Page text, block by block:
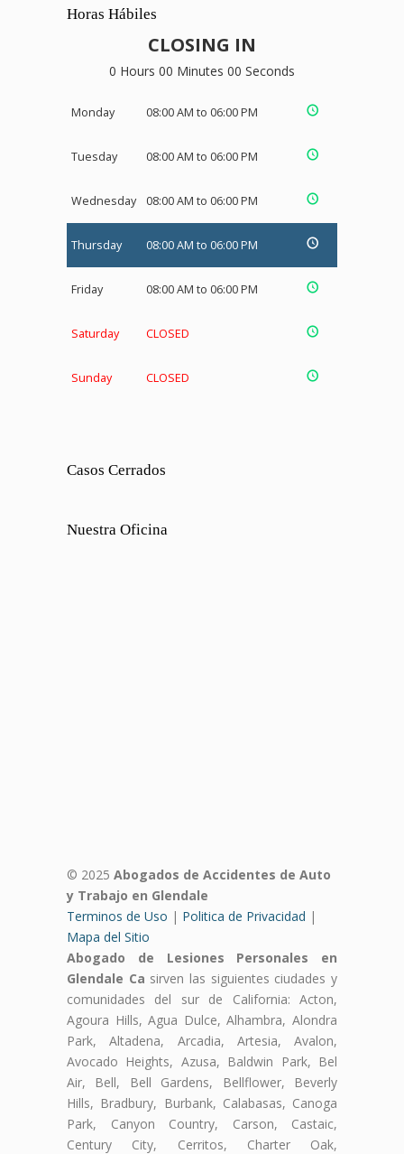
Horas Hábiles
CLOSING IN
0 Hours 00 Minutes 00 Seconds
Monday 08:00 AM to 06:00 PM
Tuesday 08:00 AM to 06:00 PM
Wednesday 08:00 AM to 06:00 PM
Thursday 08:00 AM to 06:00 PM
Friday 08:00 AM to 06:00 PM
Saturday CLOSED
Sunday CLOSED
Casos Cerrados
Nuestra Oficina
© 2025 Abogados de Accidentes de Auto
y Trabajo en Glendale
Terminos de Uso | Politica de Privacidad |
Mapa del Sitio
Abogado de Lesiones Personales en
Glendale Ca sirven las siguientes ciudades y
comunidades del sur de California: Acton,
Agoura Hills, Agua Dulce, Alhambra, Alondra
Park, Altadena, Arcadia, Artesia, Avalon,
Avocado Heights, Azusa, Baldwin Park, Bel
Air, Bell, Bell Gardens, Bellflower, Beverly
Hills, Bradbury, Burbank, Calabasas, Canoga
Park, Canyon Country, Carson, Castaic,
Century City, Cerritos, Charter Oak,